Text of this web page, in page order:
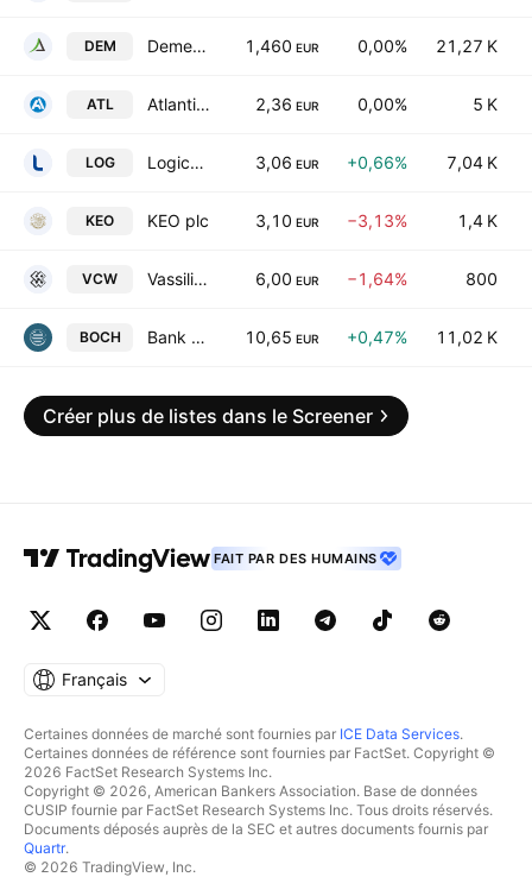
DEM Demetra Holdings Plc 1,460 EUR 0,00% 21,27 K
ATL Atlantic Insurance Company Public Limited 2,36 EUR 0,00% 5 K
LOG Logicom Public Ltd. 3,06 EUR +0,66% 7,04 K
KEO KEO plc 3,10 EUR −3,13% 1,4 K
VCW Vassiliko Cement Works Public Co. Ltd. 6,00 EUR −1,64% 800
BOCH Bank of Cyprus Holdings Plc 10,65 EUR +0,47% 11,02 K
Créer plus de listes dans le Screener
FAIT PAR DES HUMAINS
Français
Certaines données de marché sont fournies par ICE Data Services.
Certaines données de référence sont fournies par FactSet. Copyright ©
2026 FactSet Research Systems Inc.
Copyright © 2026, American Bankers Association. Base de données
CUSIP fournie par FactSet Research Systems Inc. Tous droits réservés.
Documents déposés auprès de la SEC et autres documents fournis par
Quartr.
© 2026 TradingView, Inc.